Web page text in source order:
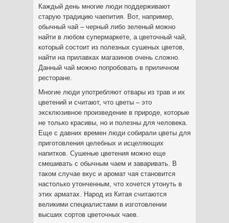
Каждый день многие люди поддерживают
старую традицию чаепития. Вот, например,
обычный чай – черный либо зеленый можно
найти в любом супермаркете, а цветочный чай,
который состоит из полезных сушеных цветов,
найти на прилавках магазинов очень сложно.
Данный чай можно попробовать в приличном
ресторане.
Многие люди употребляют отвары из трав и их
цветений и считают, что цветы – это
эксклюзивное произведение в природе, которые
не только красивы, но и полезны для человека.
Еще с давних времен люди собирали цветы для
приготовления целебных и исцеляющих
напитков. Сушеные цветения можно еще
смешивать с обычным чаем и заваривать. В
таком случае вкус и аромат чая становится
настолько утонченным, что хочется утонуть в
этих арматах. Народ из Китая считаются
великими специалистами в изготовлении
высших сортов цветочных чаев.